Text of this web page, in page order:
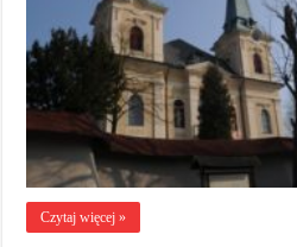
Czytaj więcej »